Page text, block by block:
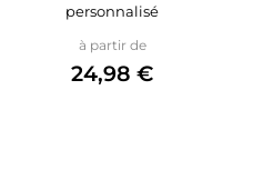
personnalisé
à partir dePrix
24,98 €